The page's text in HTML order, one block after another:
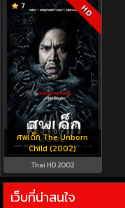
ศพเด็ก The Unborn
Child (2002)
7 HD
Thai HD 2002
เว็บที่น่าสนใจ